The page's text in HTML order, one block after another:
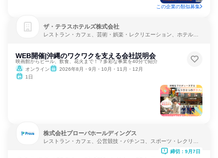
この企業の類似募集
ザ・テラスホテルズ株式会社
レストラン・カフェ、芸術・娯楽・レクリエーション、ホテル・
WEB開催|沖縄のワクワクを支える会社説明会
映画館からビール、飲食、花火まで！？多彩な事業を40分で紹介
オンライン
2026年8月・9月・10月・11月・12月
1日
株式会社プローバホールディングス
レストラン・カフェ、公営競技・パチンコ、スポーツ・レクリエ
締切：9月7日